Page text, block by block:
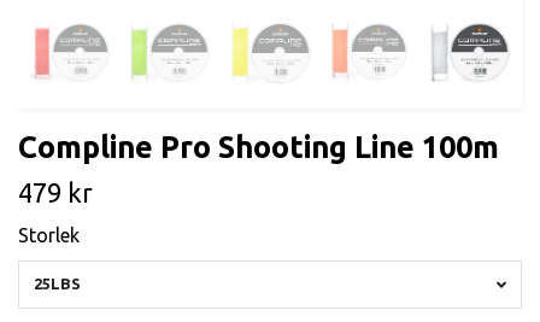
Compline Pro Shooting Line 100m
479 kr
Storlek
25LBS